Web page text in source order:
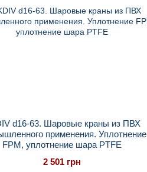
d16-63. Шаровые краны из ПВХ
применения. Уплотнение
FPM, уплотнение шара PTFE
2 501 грн